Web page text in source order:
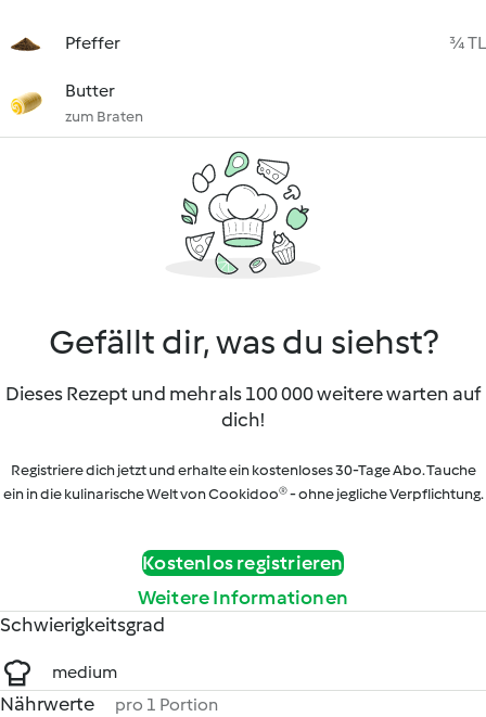
Pfeffer ¾ TL
Butter
zum Braten
Gefällt dir, was du siehst?
Dieses Rezept und mehr als 100 000 weitere warten auf
dich!
Registriere dich jetzt und erhalte ein kostenloses 30-Tage Abo. Tauche
ein in die kulinarische Welt von Cookidoo® - ohne jegliche Verpflichtung.
Kostenlos registrieren
Weitere Informationen
Schwierigkeitsgrad
medium
Nährwerte pro 1 Portion